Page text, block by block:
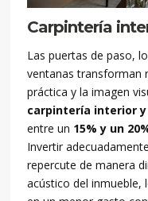
Carpintería
Las puertas de paso,
ventanas transforman
práctica y la imagen
carpintería interior
entre un 15% y un
Invertir
repercute de manera
acústico del inmueble,